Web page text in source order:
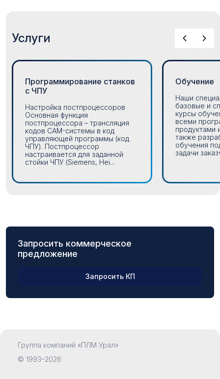
Услуги
Программирование станков
с ЧПУ
Настройка постпроцессоров
Основная функция
постпроцессора – трансляция
кодов CAM-системы в код
управляющей программы (код
ЧПУ). Постпроцессор
настраивается для заданной
стойки ЧПУ (Siemens, Hei...
Обучение
Наши
базовые и
курсы
всеми
продуктами
также
обучения
задачи
Запросить коммерческое
предложение
Запросить КП
Компания
Группа компаний «ПЛМ Урал»
© 1993–2026